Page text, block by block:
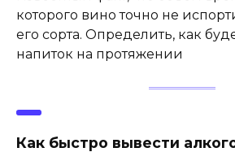
которого вино точно не
его сорта. Определить, как
напиток на протяжении
Как быстро вывести